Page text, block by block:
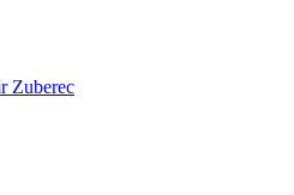
Zuberec